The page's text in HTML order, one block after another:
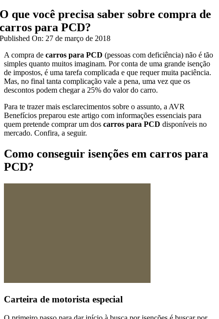
O que você precisa saber sobre compra de
carros para PCD?
Published On: 27 de março de 2018
A compra de carros para PCD (pessoas com deficiência) não é tão
simples quanto muitos imaginam. Por conta de uma grande isenção
de impostos, é uma tarefa complicada e que requer muita paciência.
Mas, no final tanta complicação vale a pena, uma vez que os
descontos podem chegar a 25% do valor do carro.
Para te trazer mais esclarecimentos sobre o assunto, a AVR
Benefícios preparou este artigo com informações essenciais para
quem pretende comprar um dos carros para PCD disponíveis no
mercado. Confira, a seguir.
Como conseguir isenções em carros para
PCD?
Carteira de motorista especial